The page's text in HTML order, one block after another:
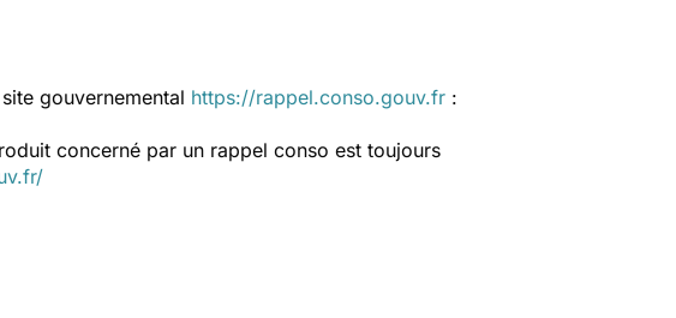
gouvernemental https://rappel.conso.gouv.fr :
concerné par un rappel conso est toujours